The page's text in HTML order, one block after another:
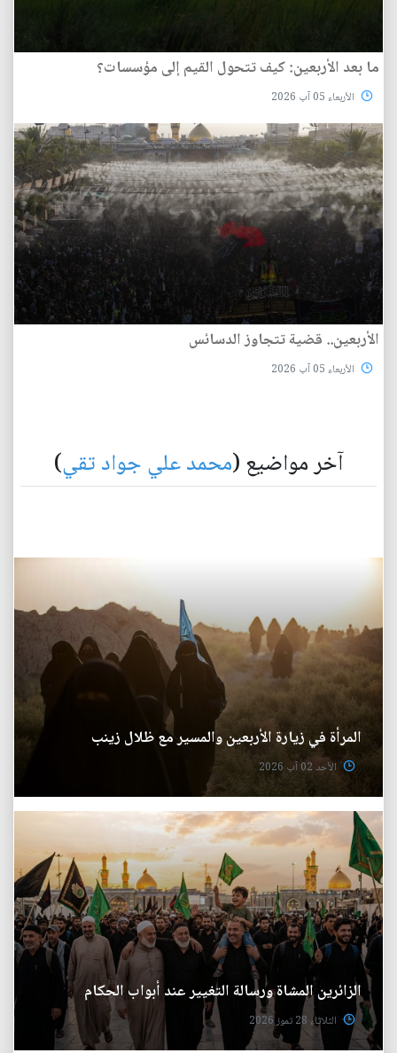
ما بعد الأربعين: كيف تتحول القيم إلى مؤسسات؟
الأربعاء 05 آب 2026
الأربعين.. قضية تتجاوز الدسائس
الأربعاء 05 آب 2026
آخر مواضيع (محمد علي جواد تقي)
المرأة في زيارة الأربعين والمسير مع ظلال زينب
الأحد 02 آب 2026
الزائرين المشاة ورسالة التغيير عند أبواب الحكام
الثلاثاء 28 تموز 2026